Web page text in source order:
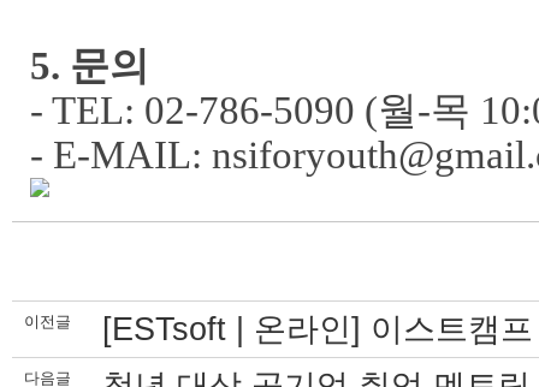
5. 문의
- TEL: 02-786-5090 (월-목
- E-MAIL:
이전글 [ESTsoft | 온라인] 이스트캠
다음글